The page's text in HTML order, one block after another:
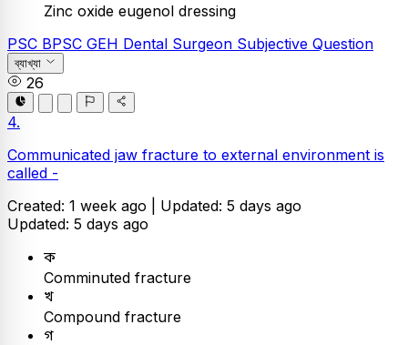
Zinc oxide eugenol dressing
PSC BPSC GEH Dental Surgeon Subjective Question
ব্যাখ্যা
26
4.
Communicated jaw fracture to external environment is
called -
Created: 1 week ago | Updated: 5 days ago
Updated: 5 days ago
ক
Comminuted fracture
খ
Compound fracture
গ